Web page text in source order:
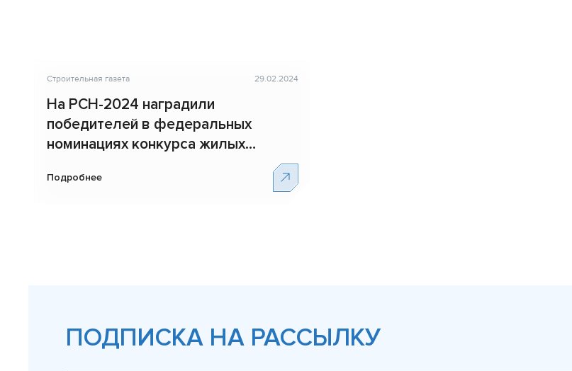
Строительная газета 29.02.2024
На РСН-2024 наградили
победителей в федеральных
номинациях конкурса жилых
ЖК-2024
Подробнее
ПОДПИСКА НА РАССЫЛКУ